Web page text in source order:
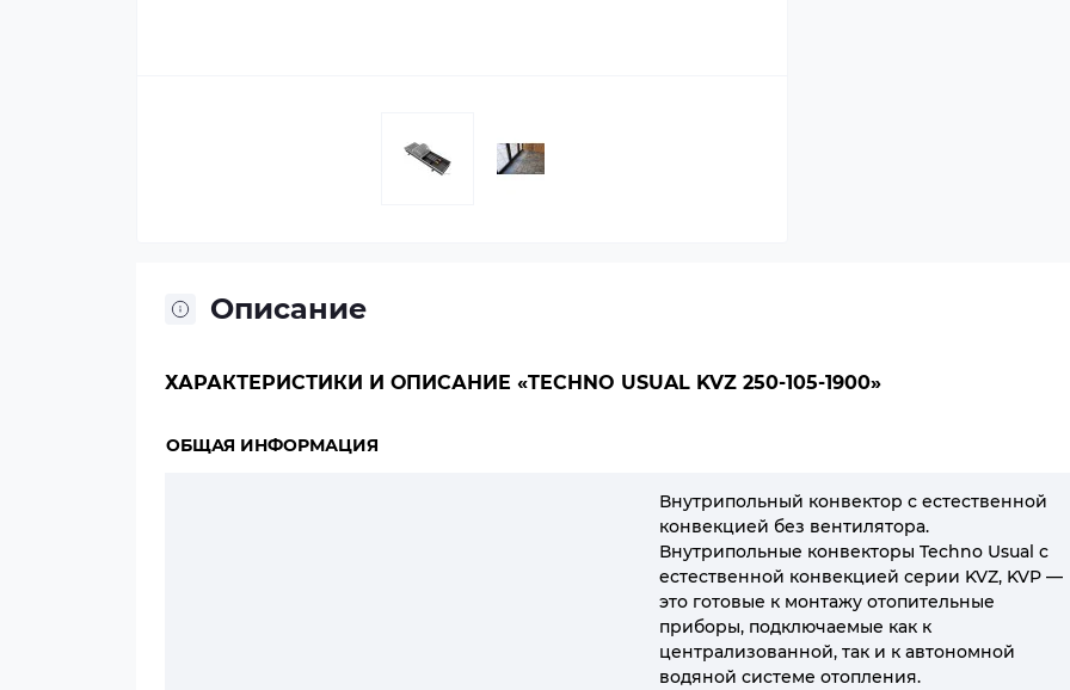
Описание
ХАРАКТЕРИСТИКИ И ОПИСАНИЕ «TECHNO USUAL KVZ 250-105-1900»
ОБЩАЯ ИНФОРМАЦИЯ
Внутрипольный конвектор с естественной
конвекцией без вентилятора.
Внутрипольные конвекторы Techno Usual с
естественной конвекцией серии KVZ, KVP —
это готовые к монтажу отопительные
приборы, подключаемые как к
централизованной, так и к автономной
водяной системе отопления.